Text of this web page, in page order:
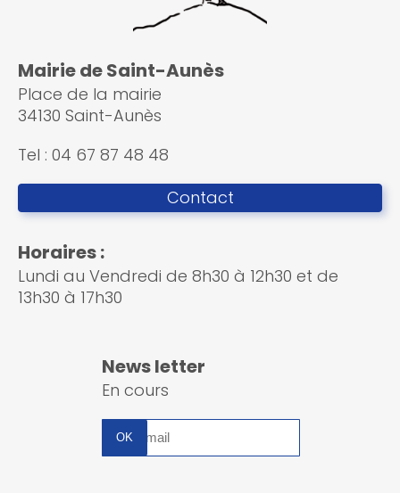
Mairie de Saint-Aunès
Place de la mairie
34130 Saint-Aunès
Tel : 04 67 87 48 48
Contact
Horaires :
Lundi au Vendredi de 8h30 à 12h30 et de
13h30 à 17h30
News letter
En cours
Inscription